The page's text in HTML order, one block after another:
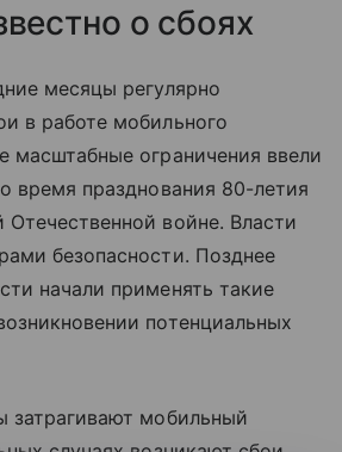
о сбоях
месяцы регулярно
в работе мобильного
масштабные ограничения ввели
время празднования 80-летия
войне. Власти
безопасности. Позднее
начали применять такие
потенциальных
затрагивают мобильный